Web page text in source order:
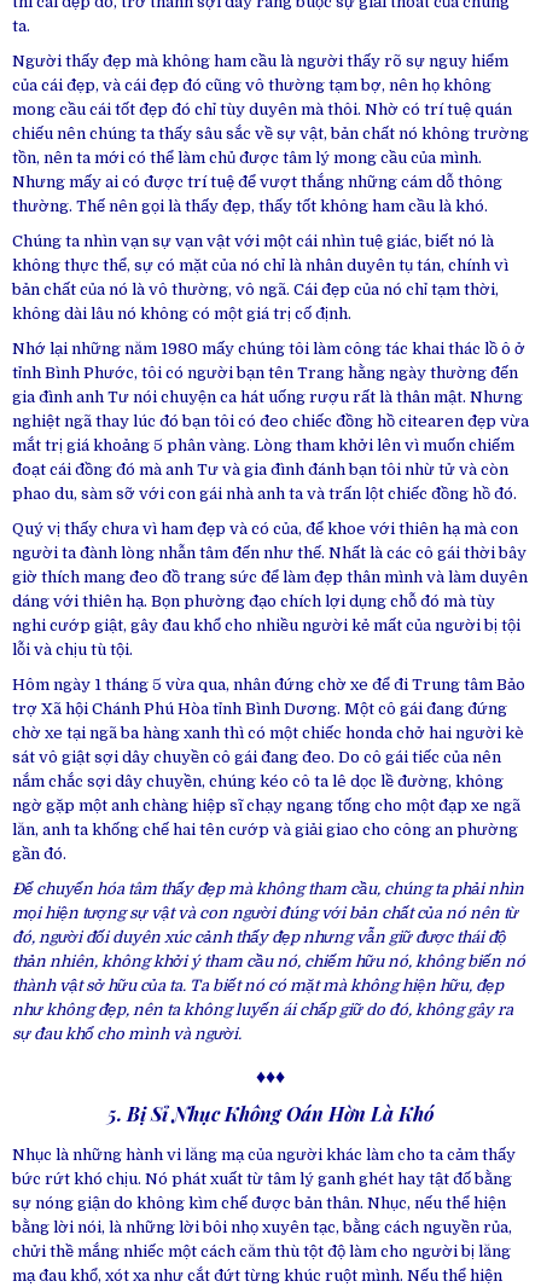
ta.
Người thấy đẹp mà không ham cầu là người thấy rõ sự nguy hiểm
của cái đẹp, và cái đẹp đó cũng vô thường tạm bợ, nên họ không
mong cầu cái tốt đẹp đó chỉ tùy duyên mà thôi. Nhờ có trí tuệ quán
chiếu nên chúng ta thấy sâu sắc về sự vật, bản chất nó không trường
tồn, nên ta mới có thể làm chủ được tâm lý mong cầu của mình.
Nhưng mấy ai có được trí tuệ để vượt thắng những cám dỗ thông
thường. Thế nên gọi là thấy đẹp, thấy tốt không ham cầu là khó.
Chúng ta nhìn vạn sự vạn vật với một cái nhìn tuệ giác, biết nó là
không thực thể, sự có mặt của nó chỉ là nhân duyên tụ tán, chính vì
bản chất của nó là vô thường, vô ngã. Cái đẹp của nó chỉ tạm thời,
không dài lâu nó không có một giá trị cố định.
Nhớ lại những năm 1980 mấy chúng tôi làm công tác khai thác lồ ô ở
tỉnh Bình Phước, tôi có người bạn tên Trang hằng ngày thường đến
gia đình anh Tư nói chuyện ca hát uống rượu rất là thân mật. Nhưng
nghiệt ngã thay lúc đó bạn tôi có đeo chiếc đồng hồ citearen đẹp vừa
mắt trị giá khoảng 5 phân vàng. Lòng tham khởi lên vì muốn chiếm
đoạt cái đồng đó mà anh Tư và gia đình đánh bạn tôi nhừ tử và còn
phao du, sàm sỡ với con gái nhà anh ta và trấn lột chiếc đồng hồ đó.
Quý vị thấy chưa vì ham đẹp và có của, để khoe với thiên hạ mà con
người ta đành lòng nhẫn tâm đến như thế. Nhất là các cô gái thời bây
giờ thích mang đeo đồ trang sức để làm đẹp thân mình và làm duyên
dáng với thiên hạ. Bọn phường đạo chích lợi dụng chỗ đó mà tùy
nghi cướp giật, gây đau khổ cho nhiều người kẻ mất của người bị tội
lỗi và chịu tù tội.
Hôm ngày 1 tháng 5 vừa qua, nhân đứng chờ xe để đi Trung tâm Bảo
trợ Xã hội Chánh Phú Hòa tỉnh Bình Dương. Một cô gái đang đứng
chờ xe tại ngã ba hàng xanh thì có một chiếc honda chở hai người kè
sát vô giật sợi dây chuyền cô gái đang đeo. Do cô gái tiếc của nên
nắm chắc sợi dây chuyền, chúng kéo cô ta lê dọc lề đường, không
ngờ gặp một anh chàng hiệp sĩ chạy ngang tống cho một đạp xe ngã
lăn, anh ta khống chế hai tên cướp và giải giao cho công an phường
gần đó.
Để chuyển hóa tâm thấy đẹp mà không tham cầu, chúng ta phải nhìn
mọi hiện tượng sự vật và con người đúng với bản chất của nó nên từ
đó, người đối duyên xúc cảnh thấy đẹp nhưng vẫn giữ được thái độ
thản nhiên, không khởi ý tham cầu nó, chiếm hữu nó, không biến nó
thành vật sở hữu của ta. Ta biết nó có mặt mà không hiện hữu, đẹp
như không đẹp, nên ta không luyến ái chấp giữ do đó, không gây ra
sự đau khổ cho mình và người.
♦♦♦
5. Bị Sỉ Nhục Không Oán Hờn Là Khó
Nhục là những hành vi lăng mạ của người khác làm cho ta cảm thấy
bức rứt khó chịu. Nó phát xuất từ tâm lý ganh ghét hay tật đố bằng
sự nóng giận do không kìm chế được bản thân. Nhục, nếu thể hiện
bằng lời nói, là những lời bôi nhọ xuyên tạc, bằng cách nguyền rủa,
chửi thề mắng nhiếc một cách căm thù tột độ làm cho người bị lăng
mạ đau khổ, xót xa như cắt đứt từng khúc ruột mình. Nếu thể hiện